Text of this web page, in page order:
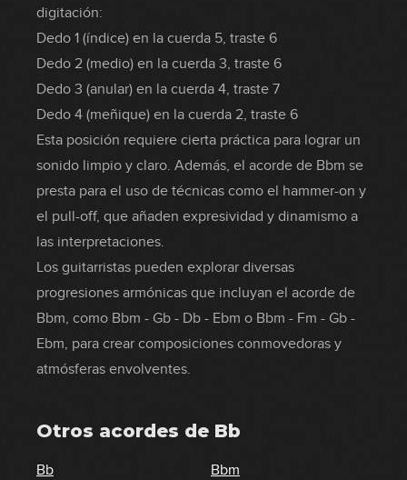
digitación:
Dedo 1 (índice) en la cuerda 5, traste 6
Dedo 2 (medio) en la cuerda 3, traste 6
Dedo 3 (anular) en la cuerda 4, traste 7
Dedo 4 (meñique) en la cuerda 2, traste 6
Esta posición requiere cierta práctica para lograr un
sonido limpio y claro. Además, el acorde de Bbm se
presta para el uso de técnicas como el hammer-on y
el pull-off, que añaden expresividad y dinamismo a
las interpretaciones.
Los guitarristas pueden explorar diversas
progresiones armónicas que incluyan el acorde de
Bbm, como Bbm - Gb - Db - Ebm o Bbm - Fm - Gb -
Ebm, para crear composiciones conmovedoras y
atmósferas envolventes.
Otros acordes de Bb
Bb Bbm